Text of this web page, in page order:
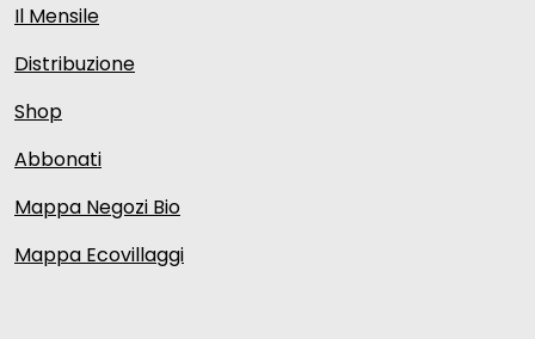
Il Mensile
Distribuzione
Shop
Abbonati
Mappa Negozi Bio
Mappa Ecovillaggi